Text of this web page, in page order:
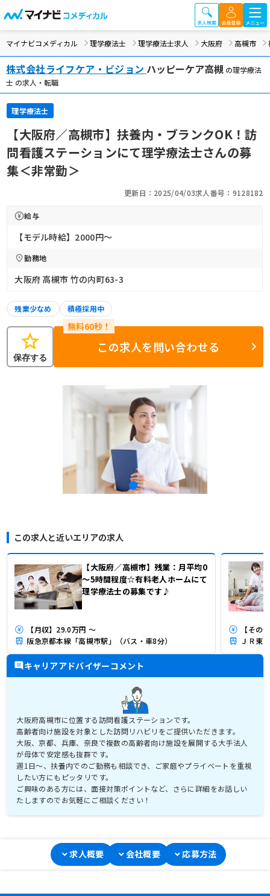
マイナビコメディカル 理学療法士 理学療法士求人 大阪府 高槻市
株式会社ライフケア・ビジョン ハッピーケア高槻 の理学療法
士 の求人・転職
理学療法士
【大阪府／高槻市】扶養内・ブランクOK！訪
問看護ステーションにて理学療法士さんの募
集＜非常勤＞
更新日：2025/04/03求人番号：9128182
給与
【モデル時給】2000円〜
勤務地
大阪府 高槻市 竹の内町63-3
残業少なめ 積極採用中
star
保存する
この求人を問い合わせる
この求人と近いエリアの求人
【大阪府／高槻市】残業：月平均0
～5時間程度☆有料老人ホームにて
理学療法士の募集です♪
【月収】29.0万円 ～
阪急京都本線「高槻市駅」（バス・車8分）
【その
ＪＲ東
キャリアアドバイザーコメント
大阪府高槻市に位置する訪問看護ステーションです。
高齢者向け施設を対象とした訪問リハビリをご提供いただきます。
大阪、京都、兵庫、奈良で複数の高齢者向け施設を展開する大手法人
が母体で安定感も抜群です。
週1日～、扶養内でのご勤務も相談でき、ご家庭やプライベートを重視
したい方にもピッタリです。
ご興味のある方には、面接対策ポイントなど、さらに詳細をお話しい
たしますのでお気軽にご相談ください！
求人概要 会社概要 応募方法